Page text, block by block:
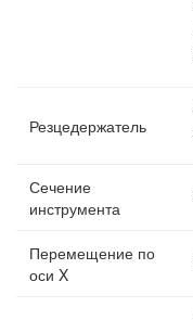
Резцедержатель
Сечение
инструмента
Перемещение по
оси X